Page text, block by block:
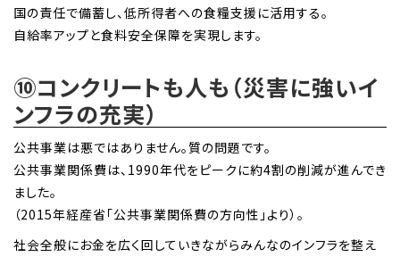
国の責任で備蓄し、低所得者への食糧支援に活用する。
自給率アップと食料安全保障を実現します。
⑩コンクリートも人も（災害に強いイ
ンフラの充実）
公共事業は悪ではありません。質の問題です。
公共事業関係費は、1990年代をピークに約4割の削減が進んでき
ました。
（2015年経産省「公共事業関係費の方向性」より）。
社会全般にお金を広く回していきながらみんなのインフラを整え